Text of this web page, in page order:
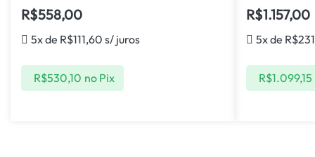
R$558,00
5x de R$111,60 s/ juros
R$530,10 no Pix
R$1.157,00
5x de R$
R$1.099,15